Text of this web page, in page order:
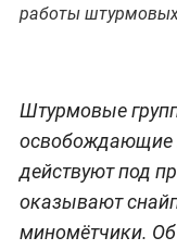
работы
Штурмовые
освобождающие
действуют под
оказывают
миномётчики. Об